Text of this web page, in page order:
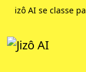
izô AI se classe